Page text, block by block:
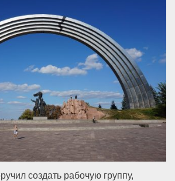
создать рабочую группу,